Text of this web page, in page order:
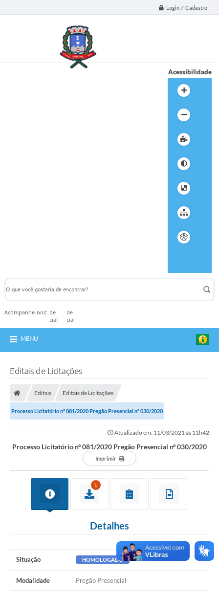
Login / Cadastro
Acessibilidade
Acompanhe-nos:
MENU
Editais de Licitações
Editais Editais de Licitações
Processo Licitatório nº 081/2020 Pregão Presencial nº 030/2020
Atualizado em: 11/03/2021 às 11h42
Processo Licitatório nº 081/2020 Pregão Presencial nº 030/2020
Imprimir
1
Detalhes
Situação HOMOLOGADO
Modalidade Pregão Presencial